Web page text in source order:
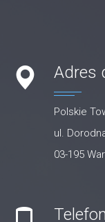
Adres
Polskie
ul.
03-195